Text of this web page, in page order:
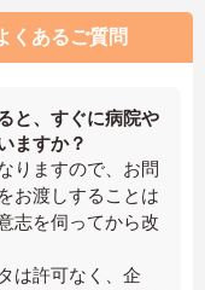
くあるご質問
と、すぐに病院や
ますか？
りますので、お問
お渡しすることは
志を伺ってから改
は許可なく、企